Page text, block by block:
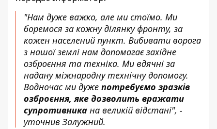
"Нам дуже важко, але ми стоїмо. Ми
боремося за кожну ділянку фронту, за
кожен населений пункт. Вибивати ворога
з нашої землі нам допомагає західне
озброєння та техніка. Ми вдячні за
надану міжнародну технічну допомогу.
Водночас ми дуже потребуємо зразків
озброєння, яке дозволить вражати
супротивника на великій відстані", -
уточнив Залужний.